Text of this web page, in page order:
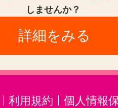
しませんか？
詳細をみる
利用規約
個人情報